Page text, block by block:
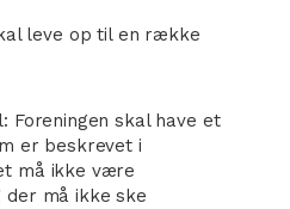
leve op til en række
skal have et
er beskrevet i
må ikke være
der må ikke ske